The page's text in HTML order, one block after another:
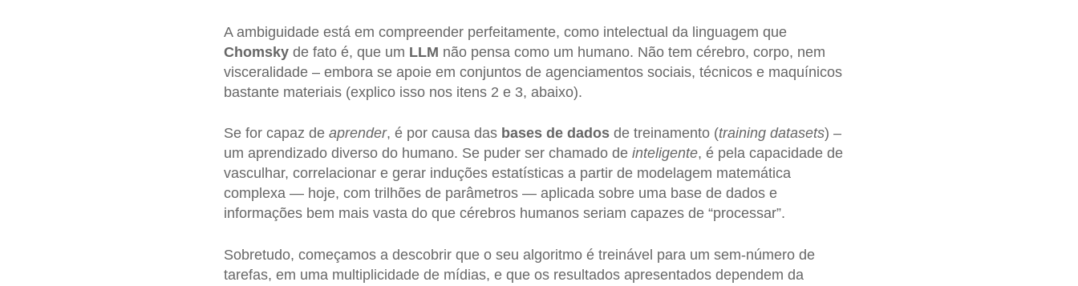
A ambiguidade está em compreender perfeitamente, como intelectual da linguagem que
Chomskyde fato é, que um LLM não pensa como um humano. Não tem cérebro, corpo, nem
visceralidade – embora se apoie em conjuntos de agenciamentos sociais, técnicos e maquínicos
bastante materiais (explico isso nos itens 2 e 3, abaixo).
Se for capaz de aprender, é por causa das bases de dadosde treinamento (training datasets) –
um aprendizado diverso do humano. Se puder ser chamado de inteligente, é pela capacidade de
vasculhar, correlacionar e gerar induções estatísticas a partir de modelagem matemática
complexa — hoje, com trilhões de parâmetros — aplicada sobre uma base de dados e
informações bem mais vasta do que cérebros humanos seriam capazes de “processar”.
Sobretudo, começamos a descobrir que o seu algoritmo é treinável para um sem-número de
tarefas, em uma multiplicidade de mídias, e que os resultados apresentados dependem da